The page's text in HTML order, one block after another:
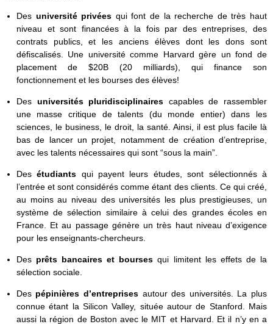
Des université privées qui font de la recherche de très haut
niveau et sont financées à la fois par des entreprises, des
contrats publics, et les anciens élèves dont les dons sont
défiscalisés. Une université comme Harvard gère un fond de
placement de $20B (20 milliards), qui finance son
fonctionnement et les bourses des élèves!
Des universités pluridisciplinaires capables de rassembler
une masse critique de talents (du monde entier) dans les
sciences, le business, le droit, la santé. Ainsi, il est plus facile là
bas de lancer un projet, notamment de création d’entreprise,
avec les talents nécessaires qui sont “sous la main”.
Desétudiants qui payent leurs études, sont sélectionnés à
l’entrée et sont considérés comme étant des clients. Ce qui créé,
au moins au niveau des universités les plus prestigieuses, un
système de sélection similaire à celui des grandes écoles en
France. Et au passage génère un très haut niveau d’exigence
pour les enseignants-chercheurs.
Des prêts bancaires et boursesqui limitent les effets de la
sélection sociale.
Des pépinières d’entreprises autour des universités. La plus
connue étant la Silicon Valley, située autour de Stanford. Mais
aussi la région de Boston avec le MIT et Harvard. Et il n’y en a